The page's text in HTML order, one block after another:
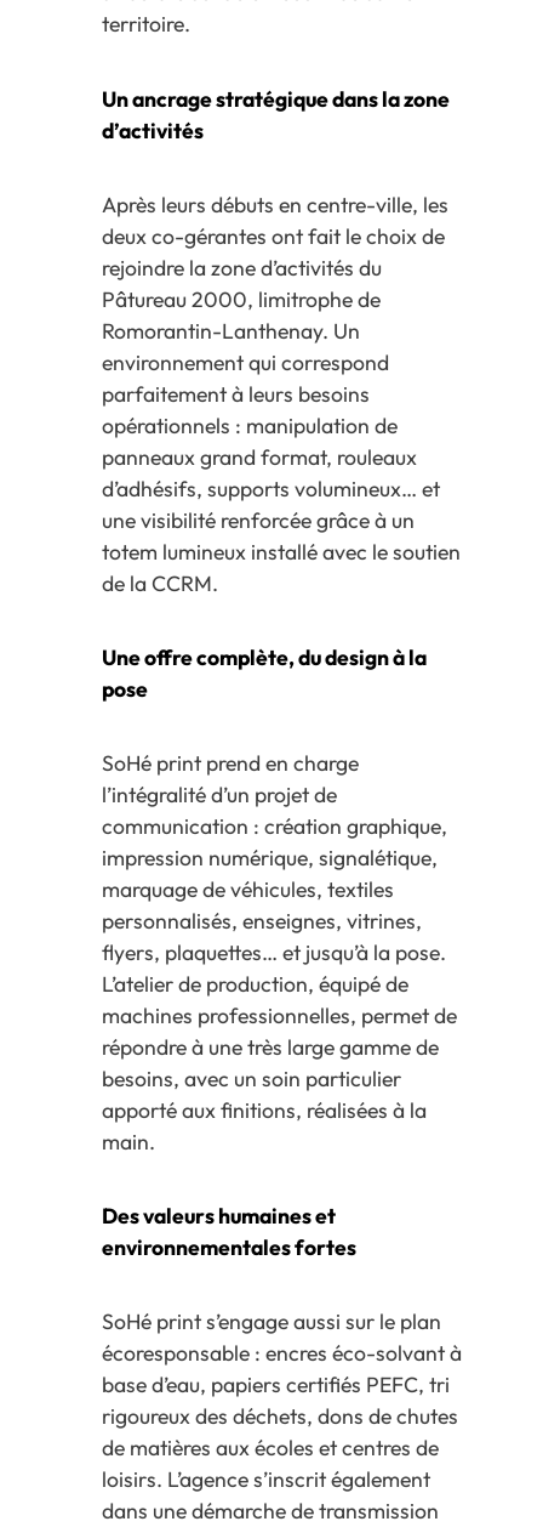
territoire.
Un ancrage stratégique dans la zone
d’activités
Après leurs débuts en centre-ville, les
deux co-gérantes ont fait le choix de
rejoindre la zone d’activités du
Pâtureau 2000, limitrophe de
Romorantin-Lanthenay. Un
environnement qui correspond
parfaitement à leurs besoins
opérationnels : manipulation de
panneaux grand format, rouleaux
d’adhésifs, supports volumineux… et
une visibilité renforcée grâce à un
totem lumineux installé avec le soutien
de la CCRM.
Une offre complète, du design à la
pose
SoHé print prend en charge
l’intégralité d’un projet de
communication : création graphique,
impression numérique, signalétique,
marquage de véhicules, textiles
personnalisés, enseignes, vitrines,
flyers, plaquettes… et jusqu’à la pose.
L’atelier de production, équipé de
machines professionnelles, permet de
répondre à une très large gamme de
besoins, avec un soin particulier
apporté aux finitions, réalisées à la
main.
Des valeurs humaines et
environnementales fortes
SoHé print s’engage aussi sur le plan
écoresponsable : encres éco-solvant à
base d’eau, papiers certifiés PEFC, tri
rigoureux des déchets, dons de chutes
de matières aux écoles et centres de
loisirs. L’agence s’inscrit également
dans une démarche de transmission